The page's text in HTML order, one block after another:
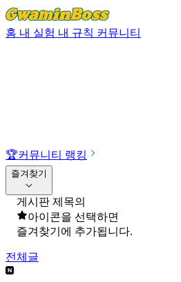
홈 내 실험 내 규칙 커뮤니티
🏆커뮤니티 랭킹
즐겨찾기
게시판 제목의
아이콘을 선택하면
즐겨찾기에 추가됩니다.
전체글